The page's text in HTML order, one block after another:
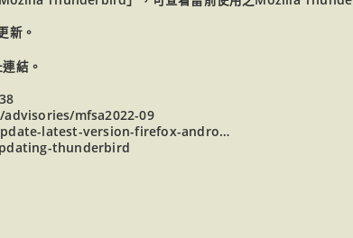
新。
結。
mfsa2022-09
latest-version-firefox-andro…
thunderbird